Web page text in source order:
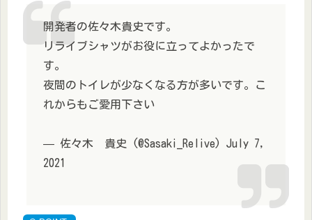
開発者の佐々木貴史です。
リライブシャツがお役に立ってよかったで
す。
夜間のトイレが少なくなる方が多いです。こ
れからもご愛用下さい
— 佐々木 貴史 (@Sasaki_Relive) July 7,
2021